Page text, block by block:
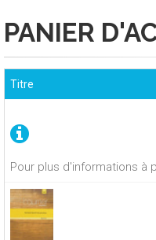
PANIER
Pour plus d'informations à
Titre